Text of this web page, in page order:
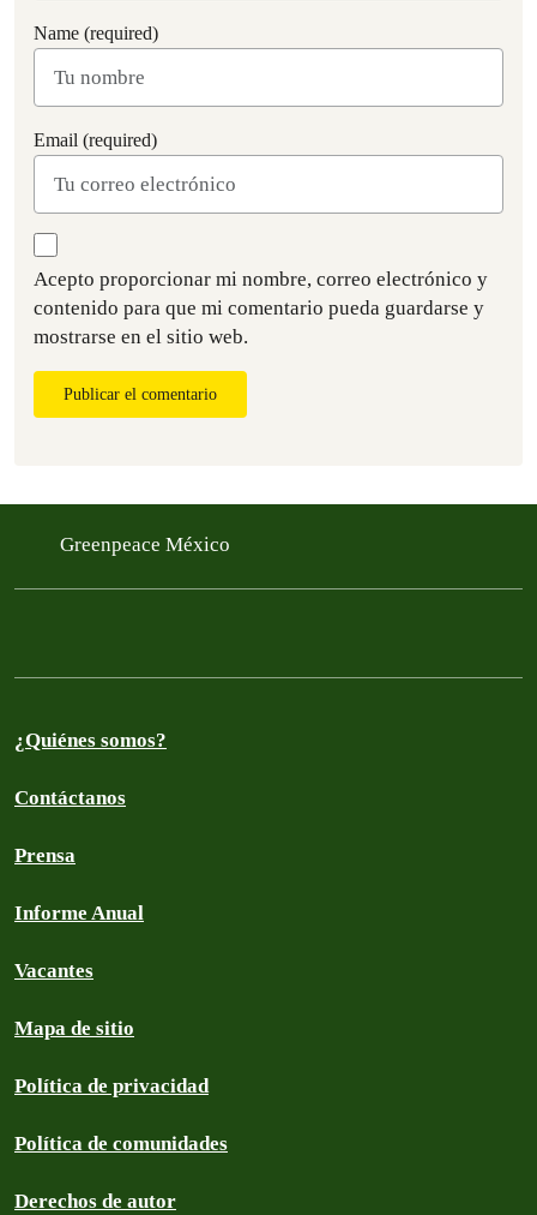
Name (required)
Email (required)
Acepto proporcionar mi nombre, correo electrónico y
contenido para que mi comentario pueda guardarse y
mostrarse en el sitio web.
Publicar el comentario
Greenpeace México
¿Quiénes somos?
Contáctanos
Prensa
Informe Anual
Vacantes
Mapa de sitio
Política de privacidad
Política de comunidades
Derechos de autor